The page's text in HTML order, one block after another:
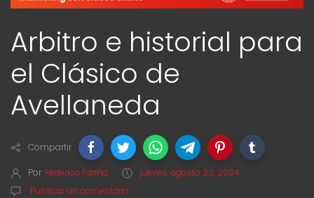
Arbitro e historial para
el Clásico de
Avellaneda
Compartir
Por Federico Fariña
jueves, agosto 22, 2024
Publicar un comentario